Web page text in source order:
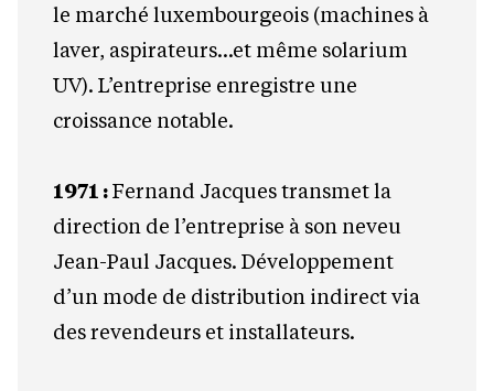
le marché luxembourgeois (machines à
laver, aspirateurs…et même solarium
UV). L’entreprise enregistre une
croissance notable.
1971 :Fernand Jacques transmet la
direction de l’entreprise à son neveu
Jean-Paul Jacques. Développement
d’un mode de distribution indirect via
des revendeurs et installateurs.